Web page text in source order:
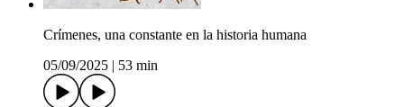
Crímenes, una constante en la historia humana
05/09/2025
53 min